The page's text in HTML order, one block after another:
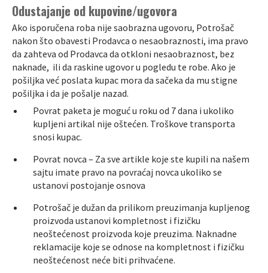
Odustajanje od kupovine/ugovora
Ako isporučena roba nije saobrazna ugovoru, Potrošač
nakon što obavesti Prodavca o nesaobraznosti, ima pravo
da zahteva od Prodavca da otkloni nesaobraznost, bez
naknade, ili da raskine ugovor u pogledu te robe. Ako je
pošiljka već poslata kupac mora da sačeka da mu stigne
pošiljka i da je pošalje nazad.
Povrat paketa je moguć u roku od 7 dana i ukoliko
kupljeni artikal nije oštećen. Troškove transporta
snosi kupac.
Povrat novca – Za sve artikle koje ste kupili na našem
sajtu imate pravo na povraćaj novca ukoliko se
ustanovi postojanje osnova
Potrošač je dužan da prilikom preuzimanja kupljenog
proizvoda ustanovi kompletnost i fizičku
neoštećenost proizvoda koje preuzima. Naknadne
reklamacije koje se odnose na kompletnost i fizičku
neoštećenost neće biti prihvaćene.